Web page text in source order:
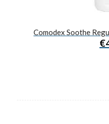
Comodex Soothe
€